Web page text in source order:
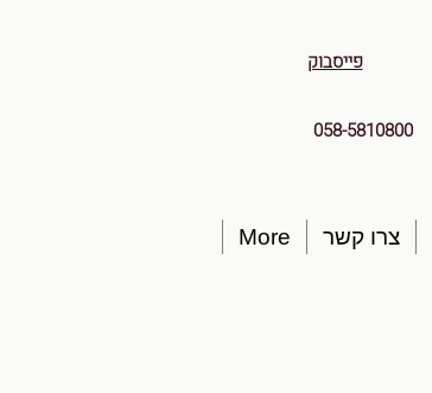
פייסבוק
058-5810800
צרו קשר More